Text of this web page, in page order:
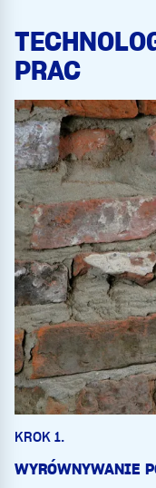
PRAC
KROK 1.
WYRÓWNYWANIE